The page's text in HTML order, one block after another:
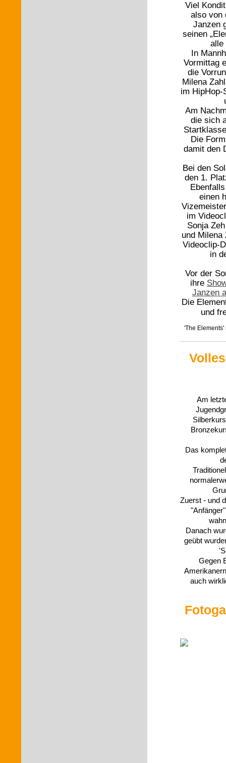
Viel
also von
Janzen
seinen
alle
In
Vormittag
die
Milena
im
Am
die sich
Die
damit den
Bei den
den 1.
einen
im
Sonja
und Milena
Videoclip-
in
Vor der
ihre
Janzen
Die
und
'The
Am
Das
Zuerst - und
Danach
geübt
Gegen
auch